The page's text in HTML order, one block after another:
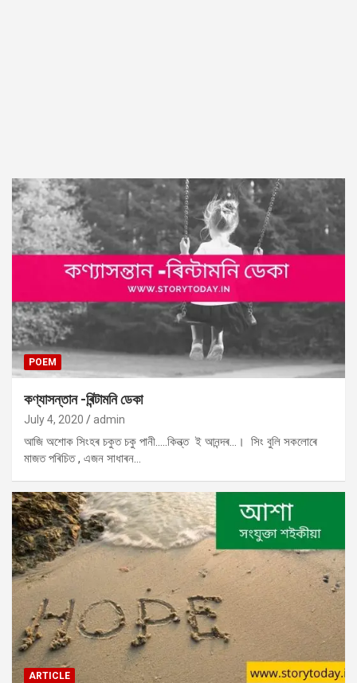
POEM
কণ্যাসন্তান -ৰিন্টামনি ডেকা
July 4, 2020 admin
আজি অশোক সিংহৰ চকুত চকু পানী…..কিন্ত্ত ই আনন্দৰ…। সিং বুলি সকলোৰে
মাজত পৰিচিত , এজন সাধাৰন…
ARTICLE